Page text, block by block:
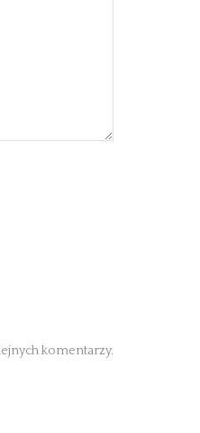
komentarzy.